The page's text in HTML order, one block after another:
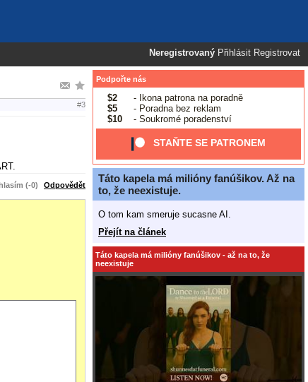
Neregistrovaný Přihlásit Registrovat
#3
(-0) Odpovědět
Podpořte nás
$2
- Ikona patrona na poradně
$5
- Poradna bez reklam
$10
- Soukromé poradenství
STAŇTE SE PATRONEM
Táto kapela má milióny fanúšikov. Až na
to, že neexistuje.
O tom kam smeruje sucasne AI.
Přejít na článek
Táto kapela má milióny fanúšikov - až na to, že
neexistuje